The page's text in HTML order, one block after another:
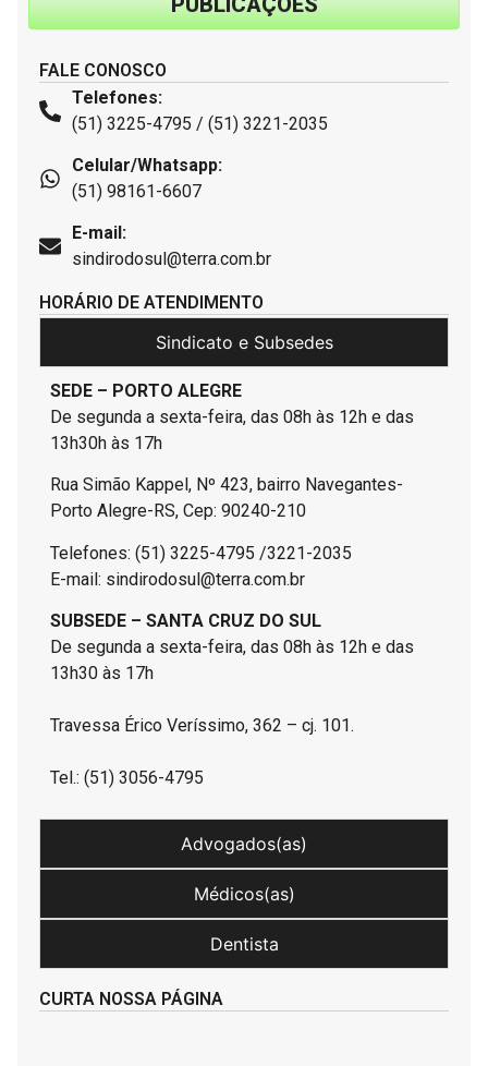
FALE CONOSCO
Telefones:
(51) 3225-4795 / (51) 3221-2035
Celular/Whatsapp:
(51) 98161-6607
E-mail:
sindirodosul@terra.com.br
HORÁRIO DE ATENDIMENTO
Sindicato e Subsedes
SEDE – PORTO ALEGRE
De segunda a sexta-feira, das 08h às 12h e das
13h30h às 17h
Rua Simão Kappel, Nº 423, bairro Navegantes-
Porto Alegre-RS, Cep: 90240-210
Telefones: (51) 3225-4795 /3221-2035
E-mail: sindirodosul@terra.com.br
SUBSEDE – SANTA CRUZ DO SUL
De segunda a sexta-feira, das 08h às 12h e das
13h30 às 17h
Travessa Érico Veríssimo, 362 – cj. 101.
Tel.: (51) 3056-4795
Advogados(as)
Médicos(as)
Dentista
CURTA NOSSA PÁGINA